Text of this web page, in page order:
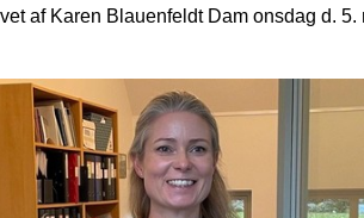
af Karen Blauenfeldt Dam onsdag d. 5.